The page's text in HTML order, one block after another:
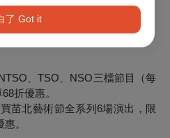
了 Got it
售日：6/27(五)中午12:00
、TSO、NSO三檔節目（每
折優惠。
苗北藝術節全系列 6場演出，限
。